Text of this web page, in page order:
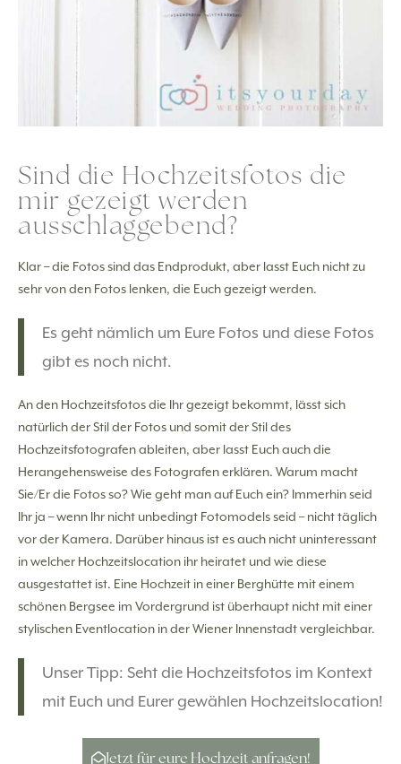
Sind die Hochzeitsfotos die
mir gezeigt werden
ausschlaggebend?
Klar – die Fotos sind das Endprodukt, aber lasst Euch nicht zu
sehr von den Fotos lenken, die Euch gezeigt werden.
Es geht nämlich um Eure Fotos und diese Fotos
gibt es noch nicht.
An den Hochzeitsfotos die Ihr gezeigt bekommt, lässt sich
natürlich der Stil der Fotos und somit der Stil des
Hochzeitsfotografen ableiten, aber lasst Euch auch die
Herangehensweise des Fotografen erklären. Warum macht
Sie/Er die Fotos so? Wie geht man auf Euch ein? Immerhin seid
Ihr ja – wenn Ihr nicht unbedingt Fotomodels seid – nicht täglich
vor der Kamera. Darüber hinaus ist es auch nicht uninteressant
in welcher Hochzeitslocation ihr heiratet und wie diese
ausgestattet ist. Eine Hochzeit in einer Berghütte mit einem
schönen Bergsee im Vordergrund ist überhaupt nicht mit einer
stylischen Eventlocation in der Wiener Innenstadt vergleichbar.
Unser Tipp: Seht die Hochzeitsfotos im Kontext
mit Euch und Eurer gewählen Hochzeitslocation!
Jetzt für eure Hochzeit anfragen!